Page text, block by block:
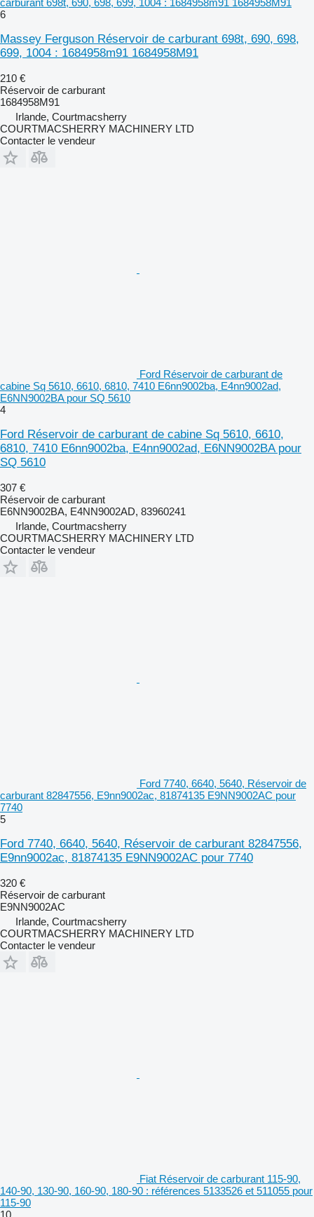
carburant 698t, 690, 698, 699, 1004 : 1684958m91 1684958M91
6
Massey Ferguson Réservoir de carburant 698t, 690, 698,
699, 1004 : 1684958m91 1684958M91
210 €
Réservoir de carburant
1684958M91
Irlande, Courtmacsherry
COURTMACSHERRY MACHINERY LTD
Contacter le vendeur
Ford Réservoir de carburant de
cabine Sq 5610, 6610, 6810, 7410 E6nn9002ba, E4nn9002ad,
E6NN9002BA pour SQ 5610
4
Ford Réservoir de carburant de cabine Sq 5610, 6610,
6810, 7410 E6nn9002ba, E4nn9002ad, E6NN9002BA pour
SQ 5610
307 €
Réservoir de carburant
E6NN9002BA, E4NN9002AD, 83960241
Irlande, Courtmacsherry
COURTMACSHERRY MACHINERY LTD
Contacter le vendeur
Ford 7740, 6640, 5640, Réservoir de
carburant 82847556, E9nn9002ac, 81874135 E9NN9002AC pour
7740
5
Ford 7740, 6640, 5640, Réservoir de carburant 82847556,
E9nn9002ac, 81874135 E9NN9002AC pour 7740
320 €
Réservoir de carburant
E9NN9002AC
Irlande, Courtmacsherry
COURTMACSHERRY MACHINERY LTD
Contacter le vendeur
Fiat Réservoir de carburant 115-90,
140-90, 130-90, 160-90, 180-90 : références 5133526 et 511055 pour
115-90